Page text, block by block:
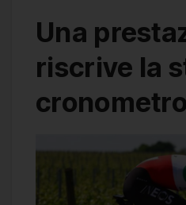
Una
riscrive la
cronometro